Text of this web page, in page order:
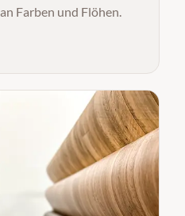
Farben und Flöhen.